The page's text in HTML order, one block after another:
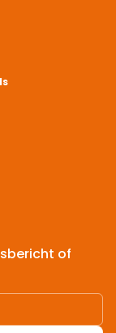
of